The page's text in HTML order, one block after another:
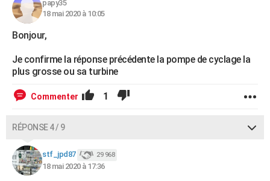
papy35
18 mai 2020 à 10:05
Bonjour,
Je confirme la réponse précédente la pompe de cyclage la
plus grosse ou sa turbine
Commenter 1
RÉPONSE 4 / 9
stf_jpd87 29 968
18 mai 2020 à 17:36